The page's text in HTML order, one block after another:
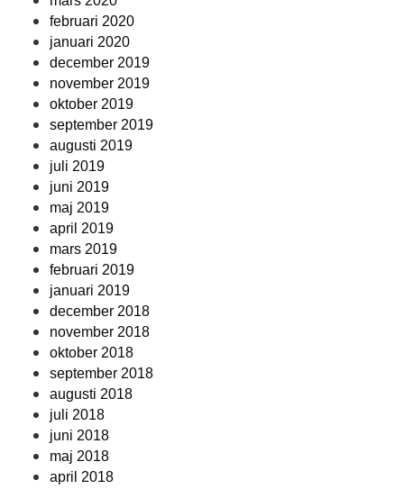
februari 2020
januari 2020
december 2019
november 2019
oktober 2019
september 2019
augusti 2019
juli 2019
juni 2019
maj 2019
april 2019
mars 2019
februari 2019
januari 2019
december 2018
november 2018
oktober 2018
september 2018
augusti 2018
juli 2018
juni 2018
maj 2018
april 2018